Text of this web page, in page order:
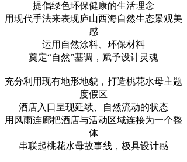
提倡绿色环保健康的生活理念
用现代手法来表现庐山西海自然生态景观美
感
运用自然涂料、环保材料
奠定“自然”基调，赋予设计灵魂
充分利用现有地形地貌，打造桃花水母主题
度假区
酒店入口呈现延续、自然流动的状态
用风雨连廊把酒店与活动区域连接为一个整
体
串联起桃花水母故事线，极具设计感